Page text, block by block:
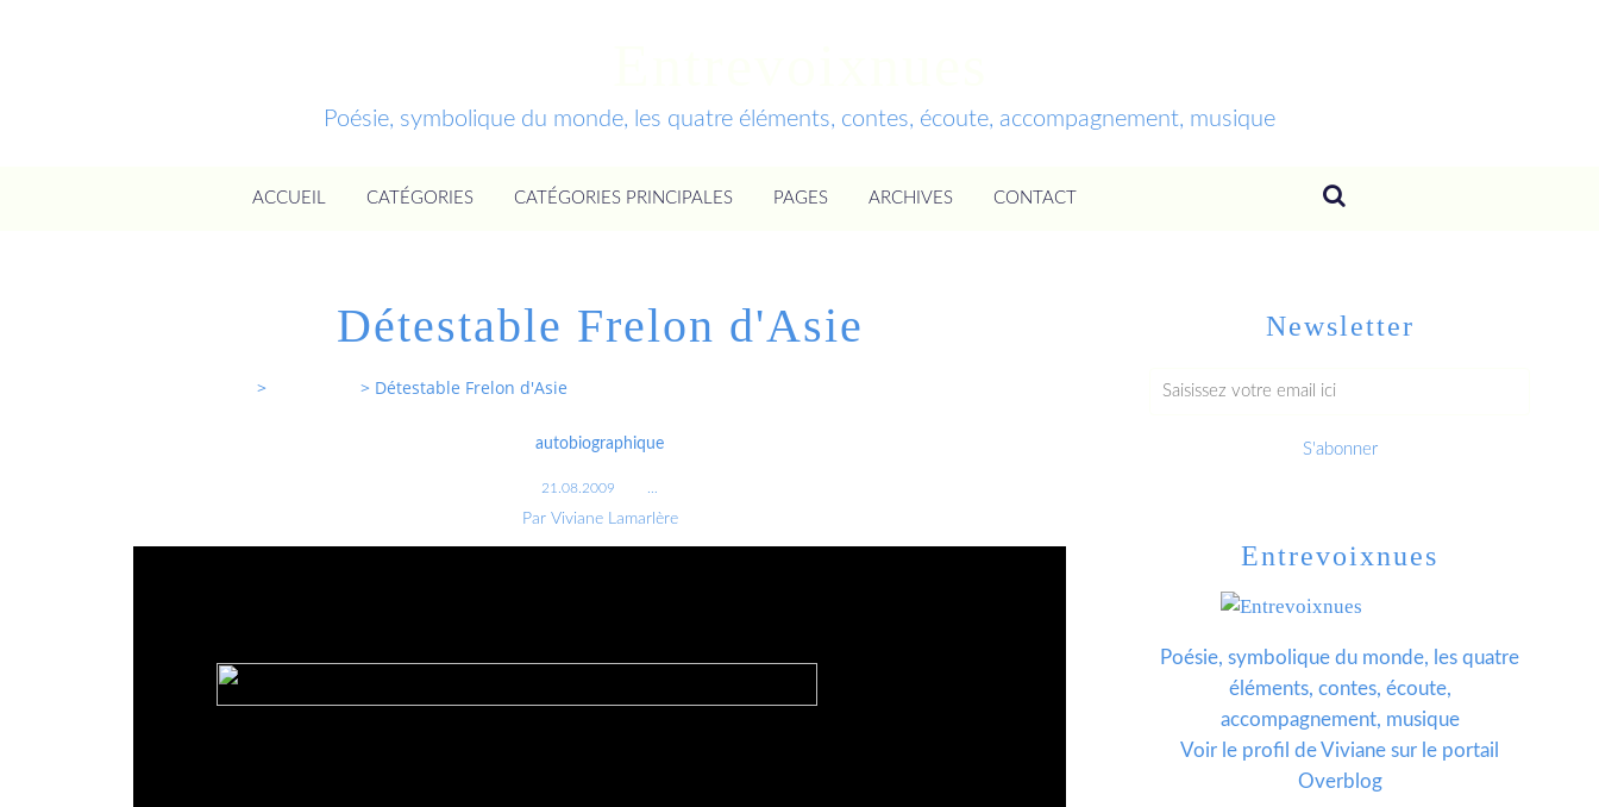
Poésie, symbolique du monde, les quatre éléments, contes, écoute, accompagnement, musique
ACCUEIL CATÉGORIES CATÉGORIES PRINCIPALES PAGES ARCHIVES CONTACT
Détestable Frelon d'Asie
> > Détestable Frelon d'Asie
autobiographique
21.08.2009
Par Viviane Lamarlère
Newsletter
Entrevoixnues
Poésie, symbolique du monde, les quatre
éléments, contes, écoute,
accompagnement, musique
Voir le profil deViviane sur le portail
Overblog